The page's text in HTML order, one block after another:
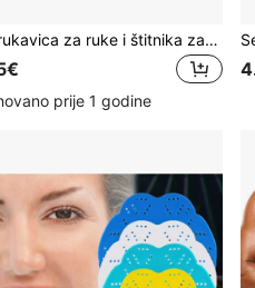
1 set rukavica za ruke i štitnika za stopala za taekwondo, zaštitna oprema za trening i natjecanje u borbi
prije 1 godine